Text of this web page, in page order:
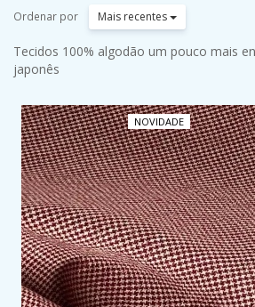
Ordenar por Mais recentes
Tecidos 100% algodão um pouco mais
japonês
NOVIDADE